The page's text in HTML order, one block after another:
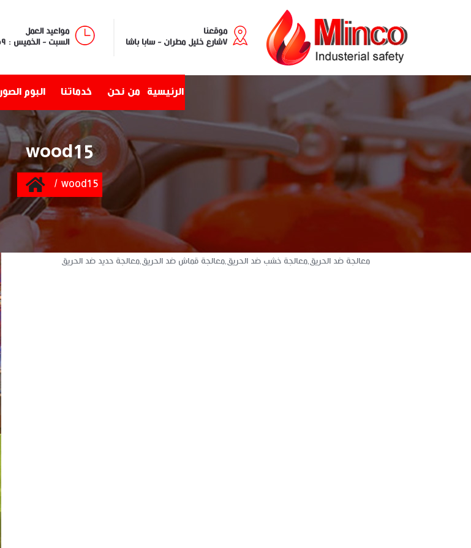
موقعنا
٧شارع خليل مطران - سابا باشا
مواعيد العمل
السبت - الخميس : ٩ص - ٥ م
الرئيسية من نحن خدماتنا البوم الصور
wood15
Home wood15
معالجة ضد الحريق,معالجة خشب ضد الحريق,معالجة قماش ضد الحريق,معالجة حديد ضد الحريق